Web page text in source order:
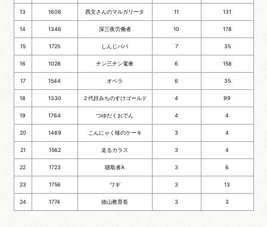
13 1606 西文さんのマルガリータ 11 131
14 1346 深三夜労働者 10 178
15 1725 しんじパパ 7 35
16 1028 チン三チン電車 6 158
17 1544 オペラ 6 35
18 1330 ２代目みちのすけゴールド 4 99
19 1764 つゆだくおでん 4 4
20 1489 こんにゃく味のケーキ 3 4
21 1562 走るカラス 3 4
22 1723 聴取者A 3 6
23 1756 ワギ 3 13
24 1774 徳山教育長 3 3